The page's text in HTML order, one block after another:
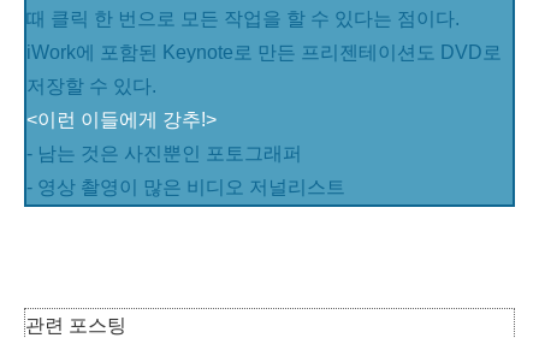
때 클릭 한 번으로 모든 작업을 할 수 있다는 점이다.
iWork에 포함된 Keynote로 만든 프리젠테이션도 DVD로
저장할 수 있다.
<이런 이들에게 강추!>
- 남는 것은 사진뿐인 포토그래퍼
- 영상 촬영이 많은 비디오 저널리스트
관련 포스팅